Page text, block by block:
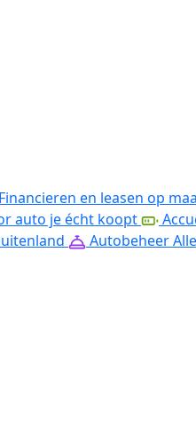
Financieren en leasen op
auto je écht koopt
Autobeheer